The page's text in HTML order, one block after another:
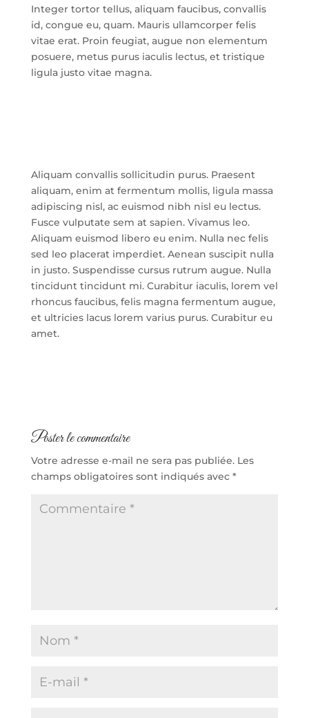
Integer tortor tellus, aliquam faucibus, convallis
id, congue eu, quam. Mauris ullamcorper felis
vitae erat. Proin feugiat, augue non elementum
posuere, metus purus iaculis lectus, et tristique
ligula justo vitae magna.
Aliquam convallis sollicitudin purus. Praesent
aliquam, enim at fermentum mollis, ligula massa
adipiscing nisl, ac euismod nibh nisl eu lectus.
Fusce vulputate sem at sapien. Vivamus leo.
Aliquam euismod libero eu enim. Nulla nec felis
sed leo placerat imperdiet. Aenean suscipit nulla
in justo. Suspendisse cursus rutrum augue. Nulla
tincidunt tincidunt mi. Curabitur iaculis, lorem vel
rhoncus faucibus, felis magna fermentum augue,
et ultricies lacus lorem varius purus. Curabitur eu
amet.
Poster le commentaire
Votre adresse e-mail ne sera pas publiée. Les
champs obligatoires sont indiqués avec *